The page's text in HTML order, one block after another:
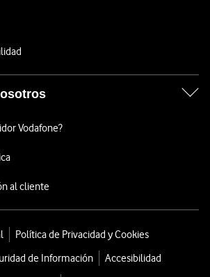
Vodafone?
al cliente
Política de Privacidad y Cookies
de Información
Accesibilidad